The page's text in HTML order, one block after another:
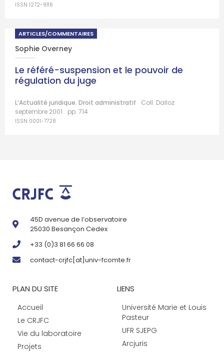
ISSN 1272-9116
ARTICLES/COMMENTAIRES
Sophie Overney
Le référé-suspension et le pouvoir de
régulation du juge
L’Actualité juridique. Droit administratif
Coll. Dalloz
septembre 2001
pp. 714
ISSN 0001-7728
45D avenue de l’observatoire
25030 Besançon Cedex
+33 (0)3 81 66 66 08
contact-crjfc[at]univ-fcomte.fr
PLAN DU SITE
Accueil
Le CRJFC
Vie du laboratoire
Projets
LIENS
Université Marie et Louis
Pasteur
UFR SJEPG
Arcjuris